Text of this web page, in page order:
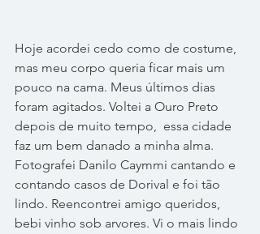
Hoje acordei cedo como de costume,
mas meu corpo queria ficar mais um
pouco na cama. Meus últimos dias
foram agitados. Voltei a Ouro Preto
depois de muito tempo,  essa cidade
faz um bem danado a minha alma.
Fotografei Danilo Caymmi cantando e
contando casos de Dorival e foi tão
lindo. Reencontrei amigo queridos,
bebi vinho sob arvores. Vi o mais lindo